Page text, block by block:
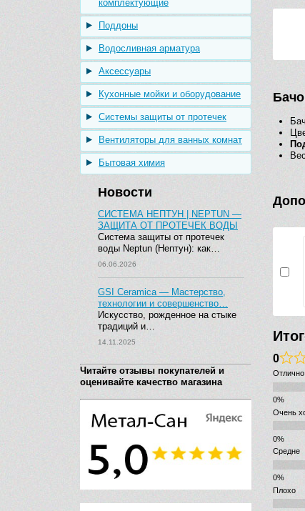
комплектующие
Поддоны
Водосливная арматура
Аксессуары
Кухонные мойки и оборудование
Системы защиты от протечек
Вентиляторы для ванных комнат
Бытовая химия
Новости
СИСТЕМА НЕПТУН | NEPTUN —
ЗАЩИТА ОТ ПРОТЕЧЕК ВОДЫ
Система защиты от протечек
воды Neptun (Нептун): как…
06.06.2026
GSI Ceramica — Мастерство,
технологии и совершенство…
Искусство, рожденное на стыке
традиций и…
14.11.2025
Читайте отзывы покупателей и
оценивайте качество магазина
0
Отлично
Очень
Средне
Плохо